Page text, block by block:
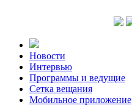
Новости
Интервью
Программы и ведущие
Сетка вещания
Мобильное приложение